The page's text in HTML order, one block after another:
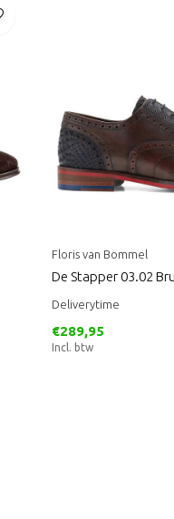
Floris van Bommel
De Stapper 03.02
Deliverytime
€289,95
Incl. btw